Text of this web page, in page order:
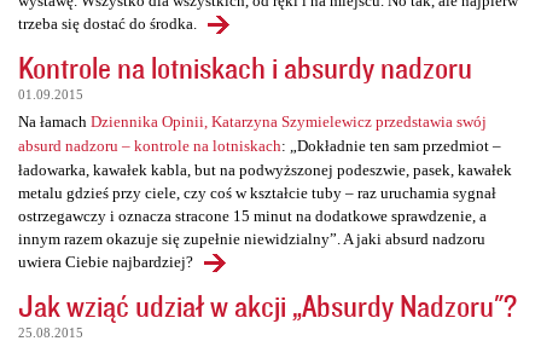
trzeba się dostać do środka.
Kontrole na lotniskach i absurdy nadzoru
01.09.2015
Na łamach Dziennika Opinii, Katarzyna Szymielewicz przedstawia swój
absurd nadzoru – kontrole na lotniskach: „Dokładnie ten sam przedmiot –
ładowarka, kawałek kabla, but na podwyższonej podeszwie, pasek, kawałek
metalu gdzieś przy ciele, czy coś w kształcie tuby – raz uruchamia sygnał
ostrzegawczy i oznacza stracone 15 minut na dodatkowe sprawdzenie, a
innym razem okazuje się zupełnie niewidzialny”. A jaki absurd nadzoru
uwiera Ciebie najbardziej?
Jak wziąć udział w akcji „Absurdy Nadzoru"?
25.08.2015